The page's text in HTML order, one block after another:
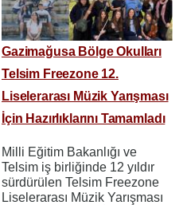
Gazimağusa Bölge Okulları
Telsim Freezone 12.
Liselerarası Müzik Yarışması
İçin Hazırlıklarını Tamamladı
Milli Eğitim Bakanlığı ve
Telsim iş birliğinde 12 yıldır
sürdürülen Telsim Freezone
Liselerarası Müzik Yarışması